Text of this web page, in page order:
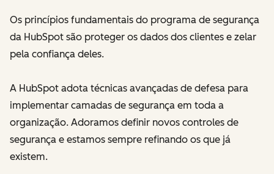
Os princípios fundamentais do programa de segurança
da HubSpot são proteger os dados dos clientes e zelar
pela confiança deles.
A HubSpot adota técnicas avançadas de defesa para
implementar camadas de segurança em toda a
organização. Adoramos definir novos controles de
segurança e estamos sempre refinando os que já
existem.